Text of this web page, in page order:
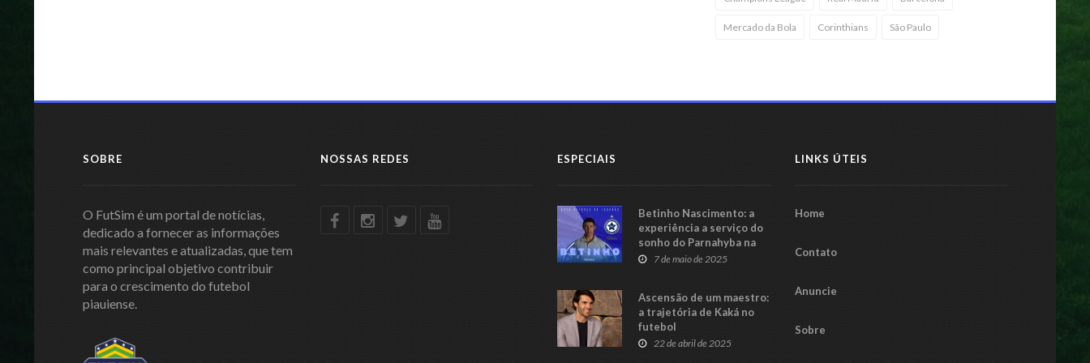
Mercado da Bola Corinthians São Paulo
SOBRE
O FutSim é um portal de notícias,
dedicado a fornecer as informações
mais relevantes e atualizadas, que tem
como principal objetivo contribuir
para o crescimento do futebol
piauiense.
NOSSAS REDES ESPECIAIS
Betinho Nascimento: a
experiência a serviço do
sonho do Parnahyba na
Série C
7 de maio de 2025
Ascensão de um maestro:
a trajetória de Kaká no
futebol
22 de abril de 2025
LINKS ÚTEIS
Home
Contato
Anuncie
Sobre